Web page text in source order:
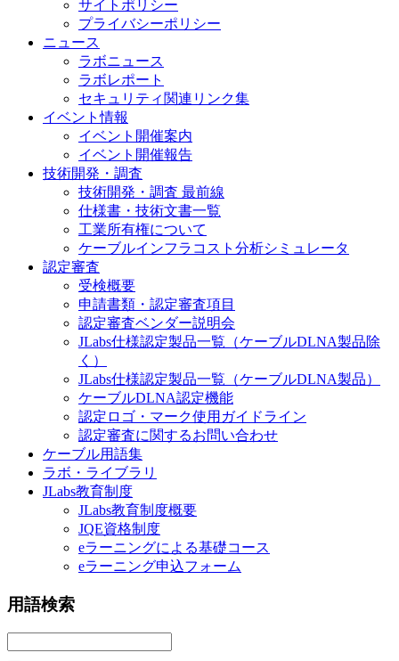
サイトポリシー
プライバシーポリシー
ニュース
ラボニュース
ラボレポート
セキュリティ関連リンク集
イベント情報
イベント開催案内
イベント開催報告
技術開発・調査
技術開発・調査 最前線
仕様書・技術文書一覧
工業所有権について
ケーブルインフラコスト分析シミュレータ
認定審査
受検概要
申請書類・認定審査項目
認定審査ベンダー説明会
JLabs仕様認定製品一覧（ケーブルDLNA製品除
く）
JLabs仕様認定製品一覧（ケーブルDLNA製品）
ケーブルDLNA認定機能
認定ロゴ・マーク使用ガイドライン
認定審査に関するお問い合わせ
ケーブル用語集
ラボ・ライブラリ
JLabs教育制度
JLabs教育制度概要
JQE資格制度
eラーニングによる基礎コース
eラーニング申込フォーム
用語検索